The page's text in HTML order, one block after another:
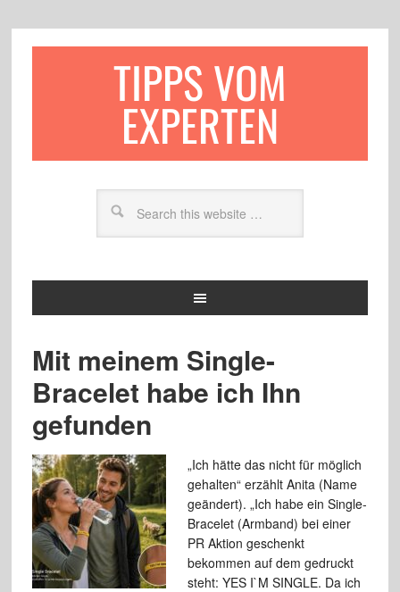
TIPPS VOM
EXPERTEN
Mit meinem Single-
Bracelet habe ich Ihn
gefunden
„Ich hätte das nicht für möglich
gehalten“ erzählt Anita (Name
geändert). „Ich habe ein Single-
Bracelet (Armband) bei einer
PR Aktion geschenkt
bekommen auf dem gedruckt
steht: YES I`M SINGLE. Da ich